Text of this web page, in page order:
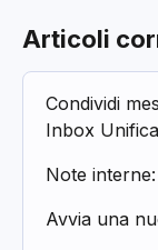
Articoli
Condividi
Inbox
Note
Avvia una